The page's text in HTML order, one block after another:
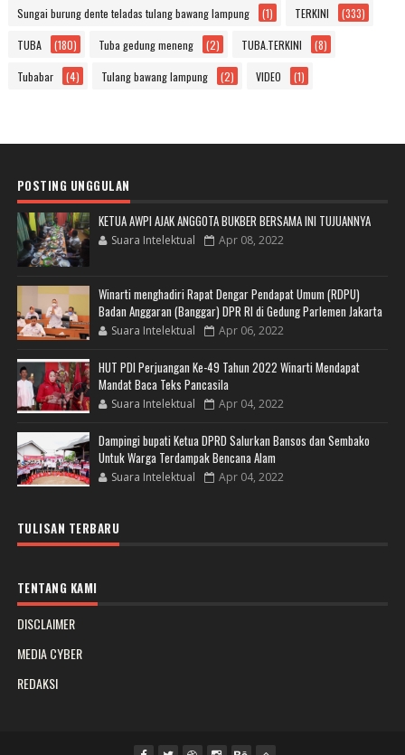
Sungai burung dente teladas tulang bawang lampung (1) TERKINI (333)
TUBA (180) Tuba gedung meneng (2) TUBA.TERKINI (8)
Tubabar (4) Tulang bawang lampung (2) VIDEO (1)
POSTING UNGGULAN
KETUA AWPI AJAK ANGGOTA BUKBER BERSAMA INI TUJUANNYA
Suara Intelektual Apr 08, 2022
Winarti menghadiri Rapat Dengar Pendapat Umum (RDPU)
Badan Anggaran (Banggar) DPR RI di Gedung Parlemen Jakarta
Suara Intelektual Apr 06, 2022
HUT PDI Perjuangan Ke-49 Tahun 2022 Winarti Mendapat
Mandat Baca Teks Pancasila
Suara Intelektual Apr 04, 2022
Dampingi bupati Ketua DPRD Salurkan Bansos dan Sembako
Untuk Warga Terdampak Bencana Alam
Suara Intelektual Apr 04, 2022
TULISAN TERBARU
TENTANG KAMI
DISCLAIMER
MEDIA CYBER
REDAKSI